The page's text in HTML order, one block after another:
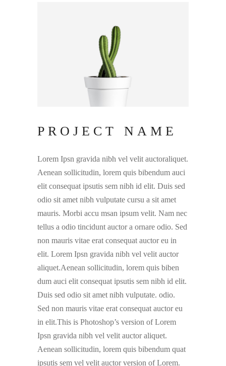
PROJECT NAME
Lorem Ipsn gravida nibh vel velit auctoraliquet.
Aenean sollicitudin, lorem quis bibendum auci
elit consequat ipsutis sem nibh id elit. Duis sed
odio sit amet nibh vulputate cursu a sit amet
mauris. Morbi accu msan ipsum velit. Nam nec
tellus a odio tincidunt auctor a ornare odio. Sed
non mauris vitae erat consequat auctor eu in
elit. Lorem Ipsn gravida nibh vel velit auctor
aliquet.Aenean sollicitudin, lorem quis biben
dum auci elit consequat ipsutis sem nibh id elit.
Duis sed odio sit amet nibh vulputate. odio.
Sed non mauris vitae erat consequat auctor eu
in elit.This is Photoshop’s version of Lorem
Ipsn gravida nibh vel velit auctor aliquet.
Aenean sollicitudin, lorem quis bibendum quat
ipsutis sem vel velit auctor version of Lorem.